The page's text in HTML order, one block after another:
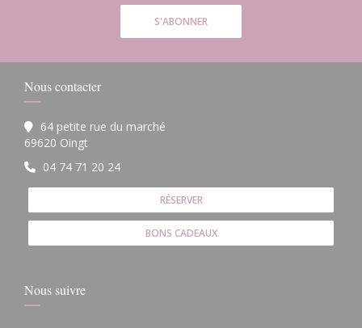
S'ABONNER
Nous contacter
64 petite rue du marché
69620 Oingt
04 74 71 20 24
RÉSERVER
BONS CADEAUX
Nous suivre